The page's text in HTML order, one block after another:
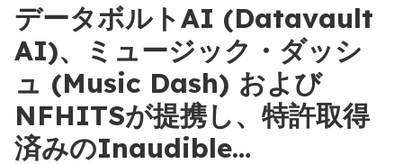
データボルトAI (Datavault
AI)、ミュージック・ダッシ
ュ (Music Dash) および
NFHITSが提携し、特許取得
済みのInaudible…